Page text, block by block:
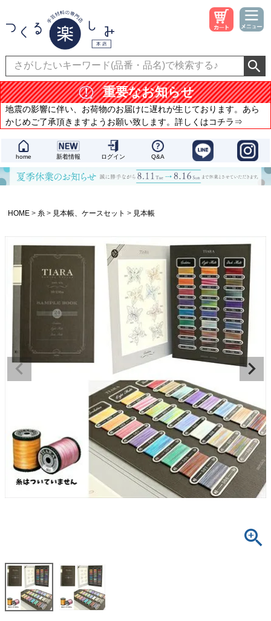
重要なお知らせ
地震の影響に伴い、お荷物のお届けに遅れが生じております。あら
かじめご了承頂きますようお願い致します。詳しくはコチラ⇒
home 新着情報 ログイン Q&A
HOME 糸 見本帳、ケースセット 見本帳